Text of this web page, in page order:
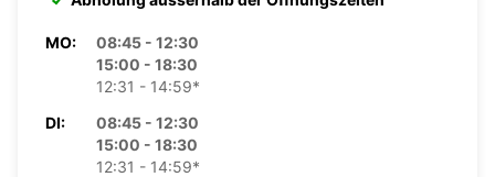
MO:
08:45 - 12:30
15:00 - 18:30
12:31 - 14:59*
DI:
08:45 - 12:30
15:00 - 18:30
12:31 - 14:59*